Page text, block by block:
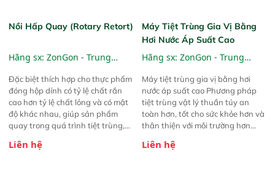
Nồi Hấp Quay (Rotary Retort)
Hãng sx: ZonGon - Trung
Đặc biệt thích hợp cho thực phẩm
đóng hộp dính có tỷ lệ chất rắn
cao hơn tỷ lệ chất lỏng và có mật
độ khác nhau, giúp sản phẩm
quay trong quá trình tiệt trùng,
tách lớp và lắng cặn trong thời
Liên hệ
Máy Tiệt Trùng Gia Vị Bằng
Hơi Nước Áp Suất Cao
Hãng sx: ZonGon - Trung
Máy tiệt trùng gia vị bằng hơi
nước áp suất cao Phương pháp
tiệt trùng vật lý thuần túy an
toàn hơn, tốt cho sức khỏe hơn và
thân thiện với môi trường hơn
đáo, giúp hơi nước lan tỏa đều và
Liên hệ